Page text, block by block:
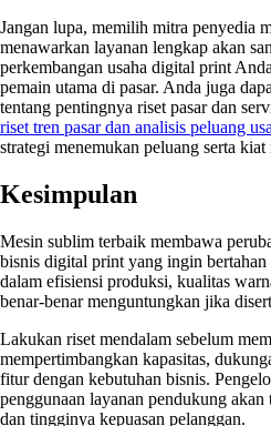
Jangan lupa, memilih mitra penyedia
menawarkan layanan lengkap akan
perkembangan usaha digital print
pemain utama di pasar. Anda juga
tentang pentingnya riset pasar dan
riset tren pasar dan analisis peluang
strategi menemukan peluang serta
Kesimpulan
Mesin sublim terbaik membawa
bisnis digital print yang ingin
dalam efisiensi produksi, kualitas
benar-benar menguntungkan jika
Lakukan riset mendalam sebelum
mempertimbangkan kapasitas,
fitur dengan kebutuhan bisnis.
penggunaan layanan pendukung
dan tingginya kepuasan pelanggan.